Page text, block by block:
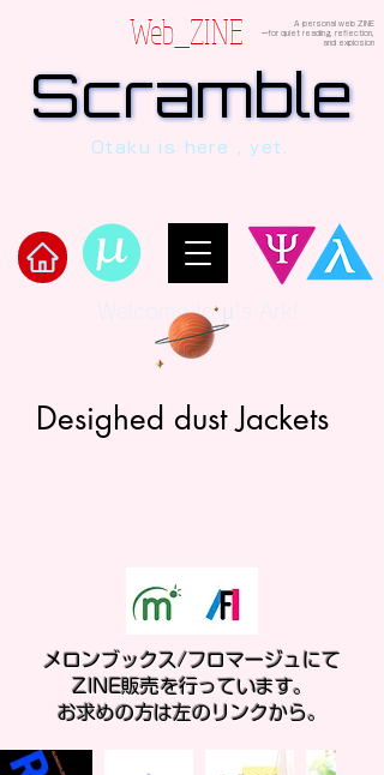
Welcome to μ's Ark!
Web_ZINE
A personal web ZINE
ーfor quiet reading, reflection,
and explosion
Scramble
Scramble
human, written in verses beyond the
Otaku is here , yet.
Desighed dust Jackets
メロンブックス/フロマージュにて
ZINE販売を行っています。
お求めの方は左のリンクから。